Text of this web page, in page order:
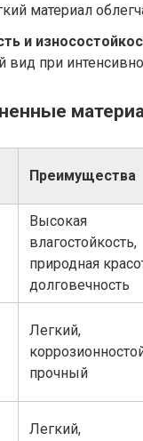
материал
и
вид при
Преимущества
Высокая
влагостойкость,
природная
долговечность
Легкий,
прочный
Легкий,